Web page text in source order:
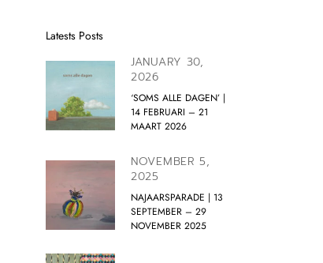
Latests Posts
JANUARY 30,
2026
‘SOMS ALLE DAGEN’ |
14 FEBRUARI – 21
MAART 2026
NOVEMBER 5,
2025
NAJAARSPARADE | 13
SEPTEMBER – 29
NOVEMBER 2025